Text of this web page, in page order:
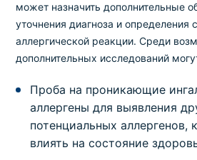
может назначить дополнительные
уточнения диагноза и определения
аллергической реакции. Среди
дополнительных исследований
Проба на проникающие
аллергены для выявления
потенциальных аллергенов,
влиять на состояние